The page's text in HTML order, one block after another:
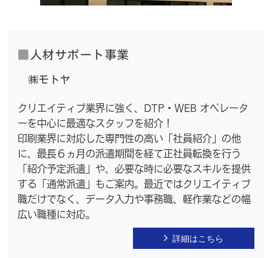
■ 人材サポート事業
㈱モトヤ
クリエイティブ業界に強く、DTP・WEB オペレータ
ーを中心に最適なスタッフを紹介！
印刷業界に対応した専門性の高い「社員紹介」の他
に、最長６ヵ月の派遣期間を経て正社員転換を行う
「紹介予定派遣」や、必要な時に必要なスキルを提供
する「通常派遣」もご案内。最近ではクリエイティブ
職だけでなく、データ入力や事務職、軽作業などの幅
広い職種に対応。
詳細はこちら